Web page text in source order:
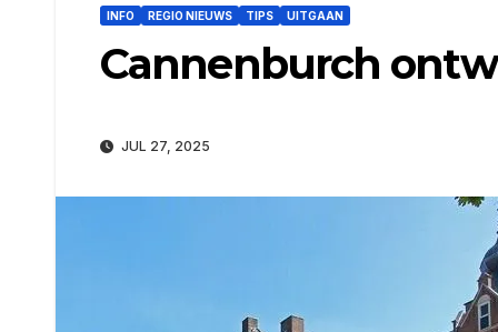
INFO REGIO NIEUWS TIPS UITGAAN
Cannenburch
JUL 27, 2025